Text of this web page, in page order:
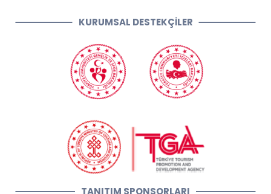
KURUMSAL DESTEKÇİLER
TANITIM SPONSORLARI